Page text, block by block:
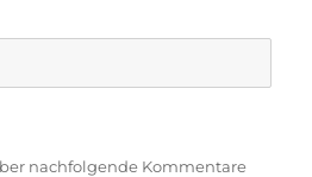
nachfolgende Kommentare